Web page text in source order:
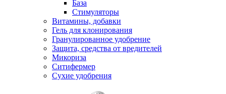
База
Стимуляторы
Витамины, добавки
Гель для клонирования
Гранулированное удобрение
Защита, средства от вредителей
Микориза
Ситифермер
Сухие удобрения